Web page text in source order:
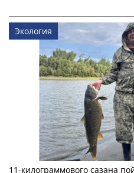
Экология
11-килограммового сазана